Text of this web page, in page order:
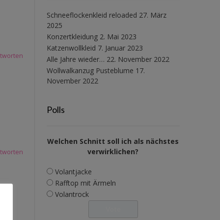
Schneeflockenkleid reloaded 27. März
2025
Konzertkleidung 2. Mai 2023
Katzenwollkleid 7. Januar 2023
Alle Jahre wieder… 22. November 2022
Wollwalkanzug Pusteblume 17.
November 2022
Polls
Welchen Schnitt soll ich als nächstes
verwirklichen?
Volantjacke
Rafftop mit Ärmeln
Volantrock